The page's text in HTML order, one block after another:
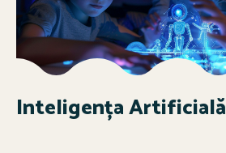
Inteligența Artificială